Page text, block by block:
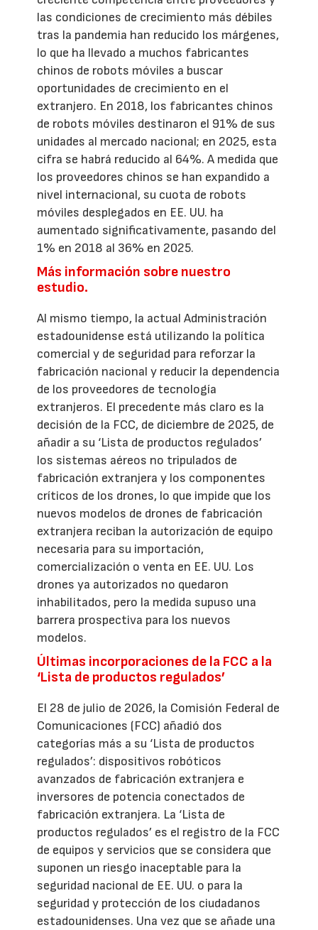
las condiciones de crecimiento más débiles
tras la pandemia han reducido los márgenes,
lo que ha llevado a muchos fabricantes
chinos de robots móviles a buscar
oportunidades de crecimiento en el
extranjero. En 2018, los fabricantes chinos
de robots móviles destinaron el 91% de sus
unidades al mercado nacional; en 2025, esta
cifra se habrá reducido al 64%. A medida que
los proveedores chinos se han expandido a
nivel internacional, su cuota de robots
móviles desplegados en EE. UU. ha
aumentado significativamente, pasando del
1% en 2018 al 36% en 2025.
Más información sobre nuestro
estudio.
Al mismo tiempo, la actual Administración
estadounidense está utilizando la política
comercial y de seguridad para reforzar la
fabricación nacional y reducir la dependencia
de los proveedores de tecnología
extranjeros. El precedente más claro es la
decisión de la FCC, de diciembre de 2025, de
añadir a su ‘Lista de productos regulados’
los sistemas aéreos no tripulados de
fabricación extranjera y los componentes
críticos de los drones, lo que impide que los
nuevos modelos de drones de fabricación
extranjera reciban la autorización de equipo
necesaria para su importación,
comercialización o venta en EE. UU. Los
drones ya autorizados no quedaron
inhabilitados, pero la medida supuso una
barrera prospectiva para los nuevos
modelos.
Últimas incorporaciones de la FCC a la
‘Lista de productos regulados’
El 28 de julio de 2026, la Comisión Federal de
Comunicaciones (FCC) añadió dos
categorías más a su ‘Lista de productos
regulados’: dispositivos robóticos
avanzados de fabricación extranjera e
inversores de potencia conectados de
fabricación extranjera. La ‘Lista de
productos regulados’ es el registro de la FCC
de equipos y servicios que se considera que
suponen un riesgo inaceptable para la
seguridad nacional de EE. UU. o para la
seguridad y protección de los ciudadanos
estadounidenses. Una vez que se añade una